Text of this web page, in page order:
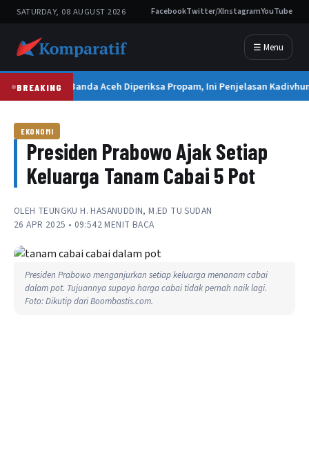
SATURDAY, 08 AUGUST 2026 FacebookTwitter/XInstagramYouTube
☰ Menu
BREAKING
Kapolresta Banda Aceh Diperiksa Propam, Ini Penjelasan
EKONOMI
Presiden Prabowo Ajak Setiap
Keluarga Tanam Cabai 5 Pot
OLEH TEUNGKU H. HASANUDDIN, M.ED TU SUDAN
26 APR 2025 • 09:542 MENIT BACA
Presiden Prabowo menganjurkan setiap keluarga menanam cabai
dalam pot. Tujuannya supaya harga cabai tidak pernah naik lagi.
Foto: Dikutip dari Boombastis.com.